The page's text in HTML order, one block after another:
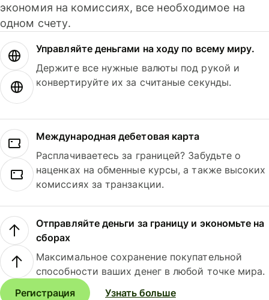
экономия на комиссиях, все необходимое на
одном счету.
Управляйте деньгами на ходу по всему миру.
Держите все нужные валюты под рукой и
конвертируйте их за считаные секунды.
Международная дебетовая карта
Расплачиваетесь за границей? Забудьте о
наценках на обменные курсы, а также высоких
комиссиях за транзакции.
Отправляйте деньги за границу и экономьте на
сборах
Максимальное сохранение покупательной
способности ваших денег в любой точке мира.
Регистрация
Узнать больше